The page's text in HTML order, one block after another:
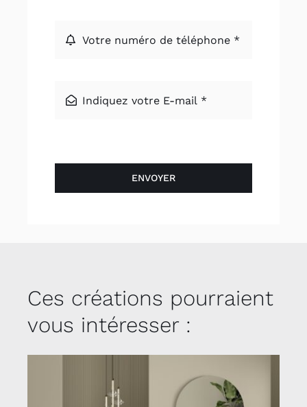
ENVOYER
Ces créations pourraient
vous intéresser :